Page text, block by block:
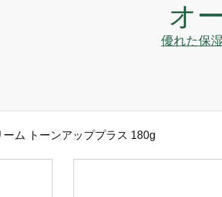
オ
優れた保
ーム トーンアッププラス 180g